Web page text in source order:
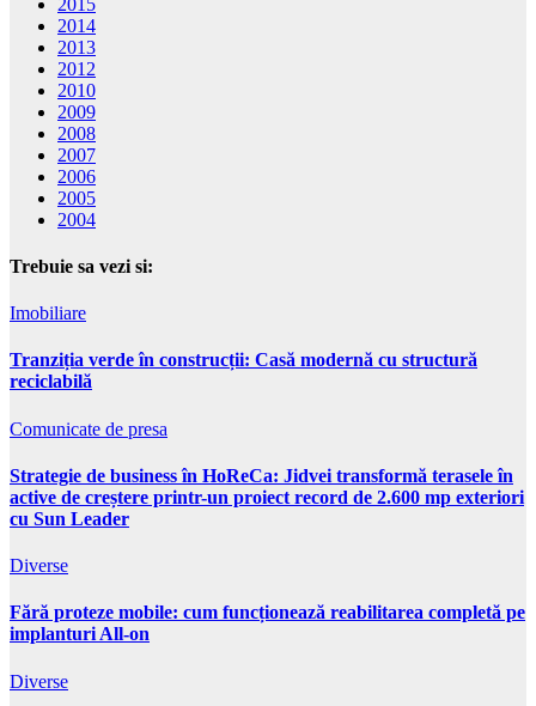
2014
2013
2012
2010
2009
2008
2007
2006
2005
2004
Trebuie sa vezi si:
Imobiliare
Tranziția verde în construcții: Casă modernă cu structură
reciclabilă
Comunicate de presa
Strategie de business în HoReCa: Jidvei transformă terasele în
active de creștere printr-un proiect record de 2.600 mp exteriori
cu Sun Leader
Diverse
Fără proteze mobile: cum funcționează reabilitarea completă pe
implanturi All-on
Diverse